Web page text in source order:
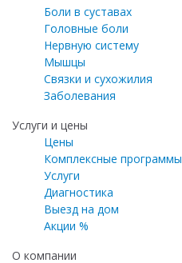
Боли в суставах
Головные боли
Нервную систему
Мышцы
Связки и сухожилия
Заболевания
Услуги и цены
Цены
Комплексные программы
Услуги
Диагностика
Выезд на дом
Акции %
О компании